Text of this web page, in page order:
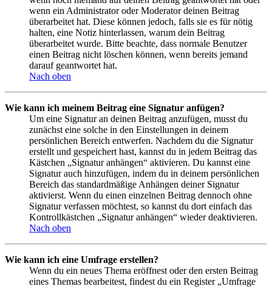
wenn ein Administrator oder Moderator deinen Beitrag
überarbeitet hat. Diese können jedoch, falls sie es für nötig
halten, eine Notiz hinterlassen, warum dein Beitrag
überarbeitet wurde. Bitte beachte, dass normale Benutzer
einen Beitrag nicht löschen können, wenn bereits jemand
darauf geantwortet hat.
Nach oben
Wie kann ich meinem Beitrag eine Signatur anfügen?
Um eine Signatur an deinen Beitrag anzufügen, musst du
zunächst eine solche in den Einstellungen in deinem
persönlichen Bereich entwerfen. Nachdem du die Signatur
erstellt und gespeichert hast, kannst du in jedem Beitrag das
Kästchen „Signatur anhängen“ aktivieren. Du kannst eine
Signatur auch hinzufügen, indem du in deinem persönlichen
Bereich das standardmäßige Anhängen deiner Signatur
aktivierst. Wenn du einen einzelnen Beitrag dennoch ohne
Signatur verfassen möchtest, so kannst du dort einfach das
Kontrollkästchen „Signatur anhängen“ wieder deaktivieren.
Nach oben
Wie kann ich eine Umfrage erstellen?
Wenn du ein neues Thema eröffnest oder den ersten Beitrag
eines Themas bearbeitest, findest du ein Register „Umfrage